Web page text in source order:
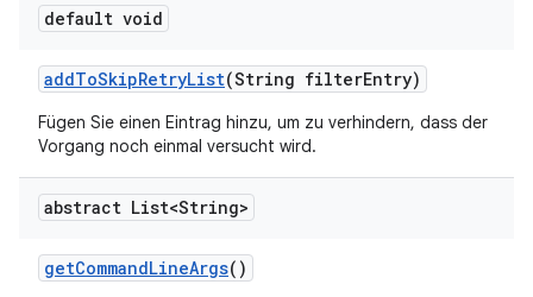
default void
addToSkipRetryList(String filterEntry)
Fügen Sie einen Eintrag hinzu, um zu verhindern, dass der
Vorgang noch einmal versucht wird.
abstract List<String>
getCommandLineArgs()